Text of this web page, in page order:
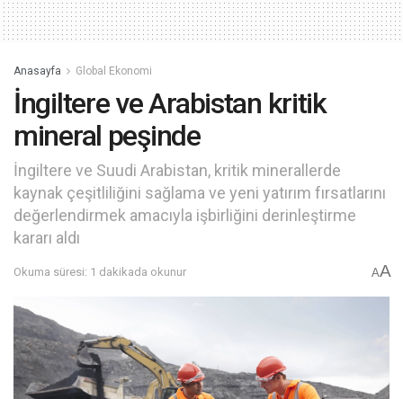
Anasayfa Global Ekonomi
İngiltere ve Arabistan kritik
mineral peşinde
İngiltere ve Suudi Arabistan, kritik minerallerde
kaynak çeşitliliğini sağlama ve yeni yatırım fırsatlarını
değerlendirmek amacıyla işbirliğini derinleştirme
kararı aldı
Okuma süresi: 1 dakikada okunur AA